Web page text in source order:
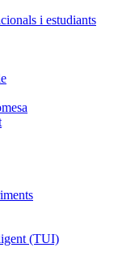
i estudiants
(TUI)